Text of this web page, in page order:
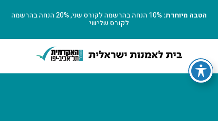
הטבה מיוחדת: 10% הנחה בהרשמה לקורס שני, 20% הנחה בהרשמה
לקורס שלישי